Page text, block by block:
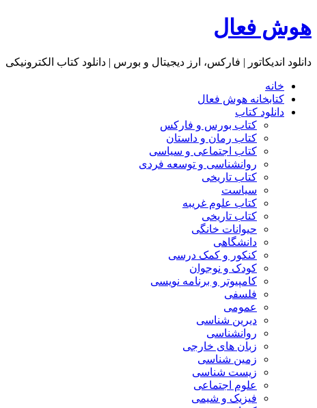
هوش فعال
دانلود اندیکاتور | فارکس، ارز دیجیتال و بورس | دانلود کتاب الکترونیکی
خانه
کتابخانه هوش فعال
دانلود کتاب
کتاب بورس و فارکس
کتاب رمان و داستان
کتاب اجتماعی و سیاسی
روانشناسی و توسعه فردی
کتاب تاریخی
سیاست
کتاب علوم غریبه
کتاب تاریخی
حیوانات خانگی
دانشگاهی
کنکور و کمک‌ درسی
کودک و نوجوان
کامپیوتر و برنامه نویسی
فلسفی
عمومی
دیرین شناسی
روانشناسی
زبان های خارجی
زمین شناسی
زیست شناسی
علوم اجتماعی
فیزیک و شیمی